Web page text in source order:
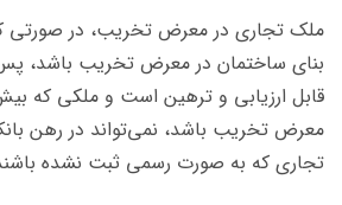
بنای ساختمان در معرض تخریب باشد،
معرض تخریب باشد، نمی‌تواند در رهن
تجاری که به صورت رسمی ثبت نشده